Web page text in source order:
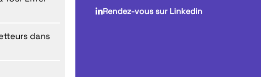
dans
Rendez-vous sur Linkedin